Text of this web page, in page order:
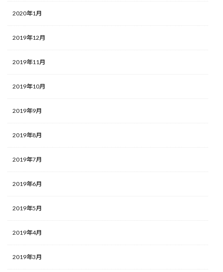
2020年1月
2019年12月
2019年11月
2019年10月
2019年9月
2019年8月
2019年7月
2019年6月
2019年5月
2019年4月
2019年3月